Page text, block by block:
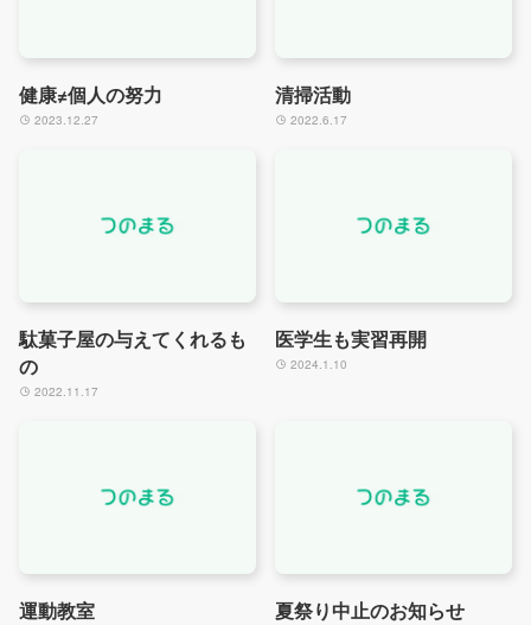
健康≠個人の努力
2023.12.27
清掃活動
2022.6.17
駄菓子屋の与えてくれるも
の
2022.11.17
医学生も実習再開
2024.1.10
運動教室 夏祭り中止のお知らせ